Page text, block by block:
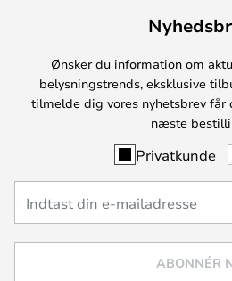
Ønsker du information om
belysningstrends, eksklusive
tilmelde dig vores nyhetsbrev får
næste
Privatkunde
ABONNÉR